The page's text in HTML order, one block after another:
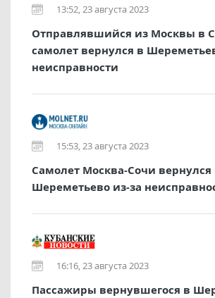
13:52, 23 августа 2023
Отправлявшийся из Москвы в
самолет вернулся в
неисправности
15:53, 23 августа 2023
Самолет Москва-Сочи вернулся
Шереметьево из-за
16:16, 23 августа 2023
Пассажиры вернувшегося в